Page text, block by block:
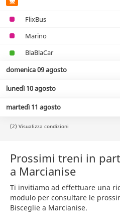
FlixBus
Marino
BlaBlaCar
domenica 09 agosto
lunedì 10 agosto
martedì 11 agosto
(2) Visualizza condizioni
Prossimi treni in
a Marcianise
Ti invitiamo ad effettuare una
modulo per consultare le
Bisceglie a Marcianise.